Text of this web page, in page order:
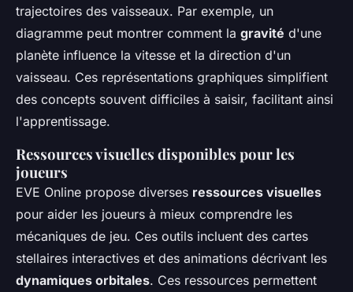
trajectoires des vaisseaux. Par exemple, un
diagramme peut montrer comment la gravité d'une
planète influence la vitesse et la direction d'un
vaisseau. Ces représentations graphiques simplifient
des concepts souvent difficiles à saisir, facilitant ainsi
l'apprentissage.
Ressources visuelles disponibles pour les
joueurs
EVE Online propose diverses ressources visuelles
pour aider les joueurs à mieux comprendre les
mécaniques de jeu. Ces outils incluent des cartes
stellaires interactives et des animations décrivant les
dynamiques orbitales. Ces ressources permettent